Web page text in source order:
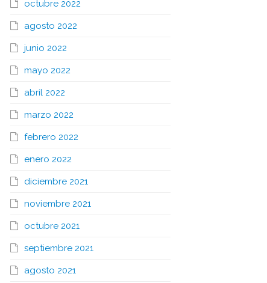
octubre 2022
agosto 2022
junio 2022
mayo 2022
abril 2022
marzo 2022
febrero 2022
enero 2022
diciembre 2021
noviembre 2021
octubre 2021
septiembre 2021
agosto 2021